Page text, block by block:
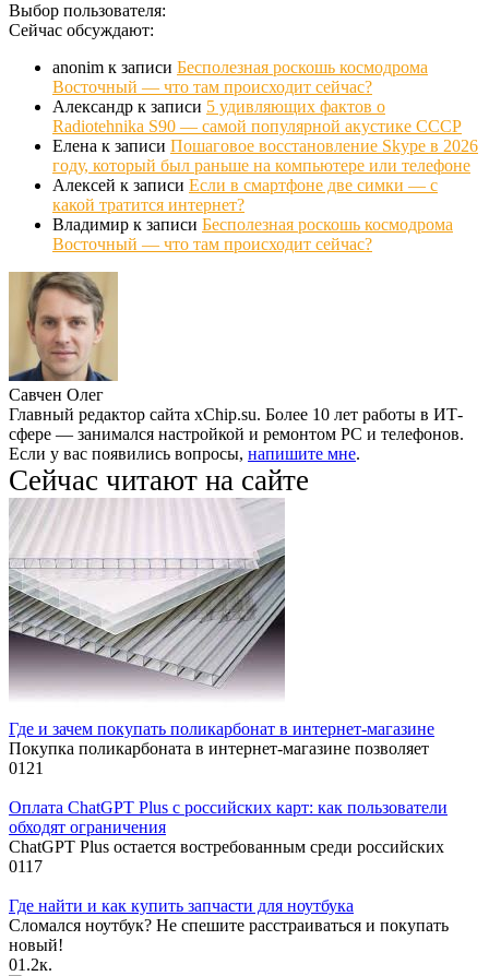
Выбор пользователя:
Сейчас обсуждают:
anonim к записи Бесполезная роскошь космодрома
Восточный — что там происходит сейчас?
Александр к записи 5 удивляющих фактов о
Radiotehnika S90 — самой популярной акустике СССР
Елена к записи Пошаговое восстановление Skype в 2026
году, который был раньше на компьютере или телефоне
Алексей к записи Если в смартфоне две симки — с
какой тратится интернет?
Владимир к записи Бесполезная роскошь космодрома
Восточный — что там происходит сейчас?
Савчен Олег
Главный редактор сайта xChip.su. Более 10 лет работы в ИТ-
сфере — занимался настройкой и ремонтом PC и телефонов.
Если у вас появились вопросы, напишите мне.
Сейчас читают на сайте
Где и зачем покупать поликарбонат в интернет-магазине
Покупка поликарбоната в интернет-магазине позволяет
0121
Оплата ChatGPT Plus с российских карт: как пользователи
обходят ограничения
ChatGPT Plus остается востребованным среди российских
0117
Где найти и как купить запчасти для ноутбука
Сломался ноутбук? Не спешите расстраиваться и покупать
новый!
01.2к.